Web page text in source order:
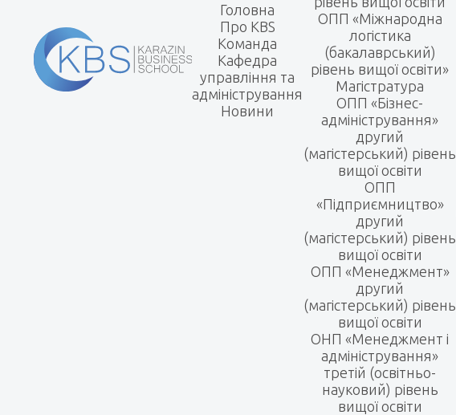
Головна
Про KBS
Команда
Кафедра
управління та
адміністрування
Новини
ОПП «Міжнародна
логістика
(бакалаврський)
рівень вищої освіти»
Магістратура
ОПП «Бізнес-
адміністрування»
другий
(магістерський) рівень
вищої освіти
ОПП
«Підприємництво»
другий
(магістерський) рівень
вищої освіти
ОПП «Менеджмент»
другий
(магістерський) рівень
вищої освіти
ОНП «Менеджмент і
адміністрування»
третій (освітньо-
науковий) рівень
вищої освіти